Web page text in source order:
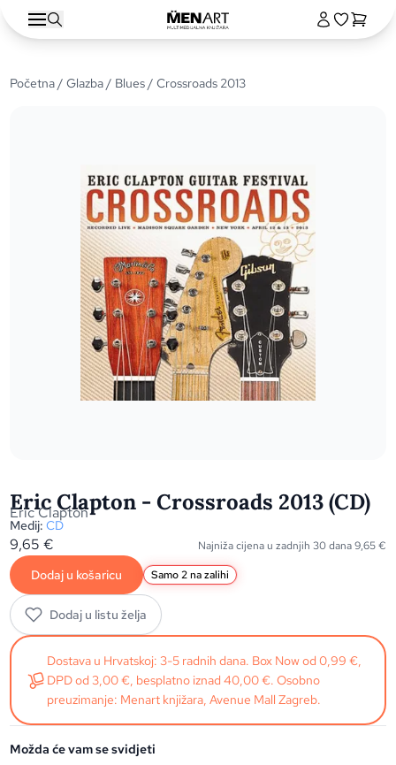
Početna/Glazba/ Blues/ Crossroads 2013
Eric Clapton - Crossroads 2013 (CD)
Eric Clapton
Medij: CD
9,65€ Najniža cijena u zadnjih 30 dana9,65€
Dodaj u košaricu Samo 2 na zalihi
Dodaj u listu želja
Dostava u Hrvatskoj: 3-5 radnih dana. Box Now od 0,99 €,
DPD od 3,00 €, besplatno iznad 40,00 €. Osobno
preuzimanje: Menart knjižara, Avenue Mall Zagreb.
Možda će vam se svidjeti